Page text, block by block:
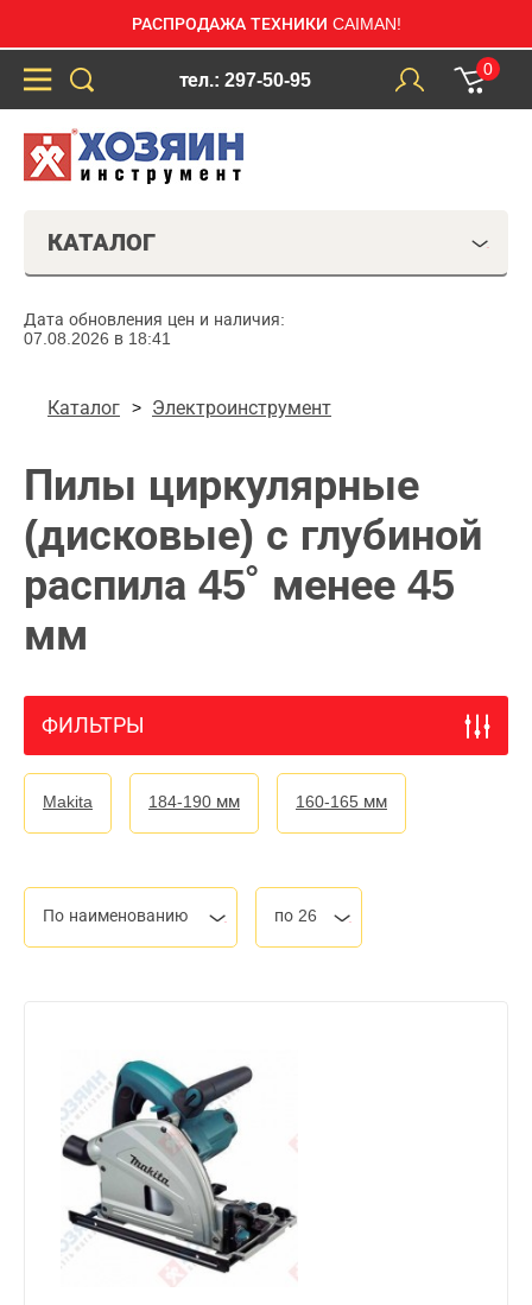
РАСПРОДАЖА ТЕХНИКИ CAIMAN!
тел.: 297-50-95
0
КАТАЛОГ
Дата обновления цен и наличия:
07.08.2026 в 18:41
Каталог Электроинструмент
Пилы циркулярные
(дисковые) с глубиной
распила 45˚ менее 45
мм
ФИЛЬТРЫ
Makita 184-190 мм 160-165 мм
По наименованию по 26